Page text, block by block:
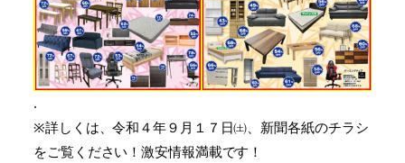
.
※詳しくは、令和４年９月１７日㈯、新聞各紙のチラシ
をご覧ください！激安情報満載です！